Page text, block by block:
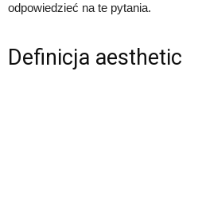
odpowiedzieć na te pytania.
Definicja aesthetic